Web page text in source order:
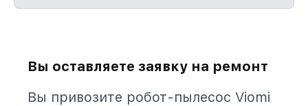
Вы оставляете заявку на ремонт
Вы привозите робот-пылесос Viomi